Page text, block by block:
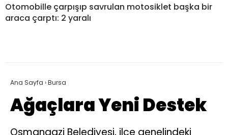
Otomobille çarpışıp savrulan motosiklet başka bir
araca çarptı: 2 yaralı
Ana Sayfa ›Bursa
Ağaçlara Yeni Destek
Osmangazi Belediyesi, ilçe genelindeki